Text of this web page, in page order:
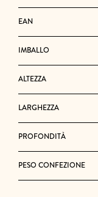
EAN
IMBALLO
ALTEZZA
LARGHEZZA
PROFONDITÀ
PESO CONFEZIONE